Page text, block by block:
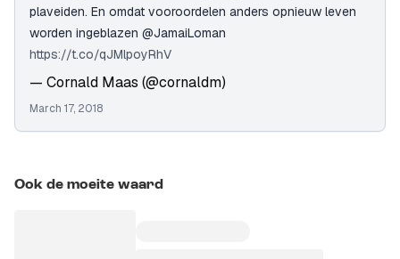
plaveiden. En omdat vooroordelen anders opnieuw leven
worden ingeblazen @JamaiLoman
https://t.co/qJMlpoyRhV
— Cornald Maas (@cornaldm)
March 17, 2018
Ook de moeite waard